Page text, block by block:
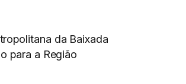
da Baixada
para a Região